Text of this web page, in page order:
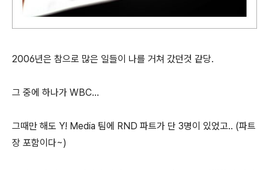
2006년은 참으로 많은 일들이 나를 거쳐 갔던것 같당.
그 중에 하나가 WBC...
그때만 해도 Y! Media 팀에 RND 파트가 단 3명이 있었고.. (파트
장 포함이다~)